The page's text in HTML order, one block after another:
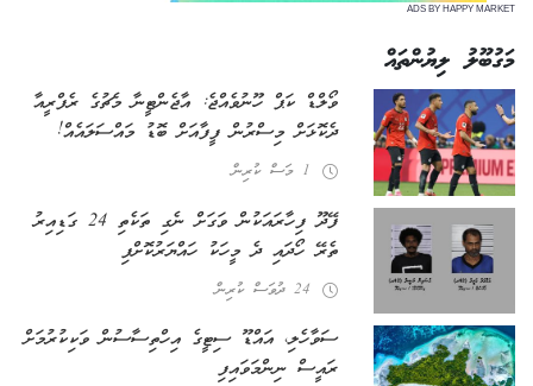
ADS BY HAPPY MARKET
މަގުބޫލު ލިޔުންތައް
ވޯލްޑް ކަޕް ހޫނުވެއްޖެ: އާޖެންޓީނާ މެޗުގެ ރެފްރީއާ
ދެކޮޅަށް މިސްރުން ފީފާއަށް ބޮޑު މައްސަލައެއް!
1 މަސް ކުރިން
ފޭދޫ ފިހާރައަކުން ވަގަށް ނެގި ތަކެތި 24 ގަޑިއިރު
ތެރޭ ހޯދައި ދެ މީހަކު ހައްޔަރުކޮށްފި
24 ދުވަސް ކުރިން
ސަވާހެލި، އައްޑޫ ސިޓީގެ އިހްތިސާސުން ވަކިކުރުމަށް
ރައީސް ނިންމަވައިފި